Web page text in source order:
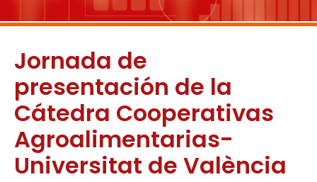
Jornada de
presentación de la
Cátedra Cooperativas
Agroalimentarias-
Universitat de València